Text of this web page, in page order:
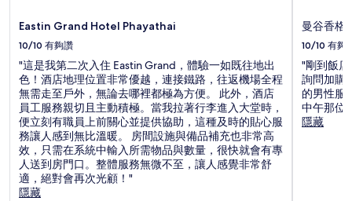
制。
Eastin Grand Hotel Phayathai
10/10 有夠讚
"這是我第二次入住 Eastin Grand，體驗一如既往地出
色！酒店地理位置非常優越，連接鐵路，往返機場全程
無需走至戶外，無論去哪裡都極為方便。 此外，酒店
員工服務親切且主動積極。當我拉著行李進入大堂時，
便立刻有職員上前關心並提供協助，這種及時的貼心服
務讓人感到無比溫暖。 房間設施與備品補充也非常高
效，只需在系統中輸入所需物品與數量，很快就會有專
人送到房門口。整體服務無微不至，讓人感覺非常舒
適，絕對會再次光顧！"
隱藏
曼谷香格
10/10 有夠
"剛到飯
詢問加購
的男性服
中午那位
隱藏